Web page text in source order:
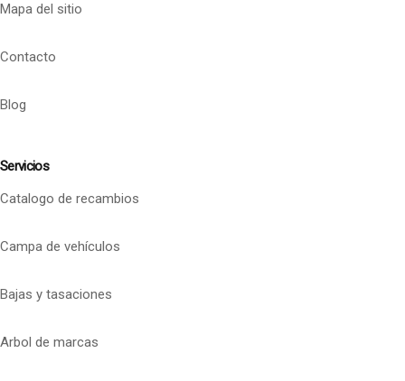
Mapa del sitio
Contacto
Blog
Servicios
Catalogo de recambios
Campa de vehículos
Bajas y tasaciones
Arbol de marcas